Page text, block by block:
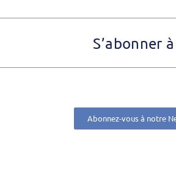
S’abonner
Abonnez-vous à notre